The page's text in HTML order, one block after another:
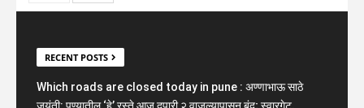
RECENT POSTS
Which roads are closed today in pune : अण्णाभाऊ साठे
जयंती: पुण्यातील ‘हे’ रस्ते आज दुपारी २ वाजल्यापासून बंद; स्वारगेट,